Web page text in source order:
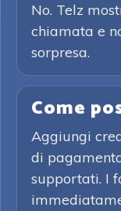
No. Telz
chiamata e
sorpresa.
Come
Aggiungi
di
supportati. I